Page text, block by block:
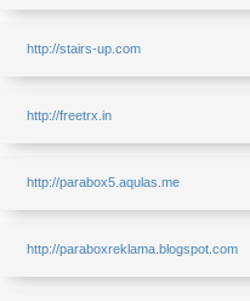
http://stairs-up.com
http://freetrx.in
http://parabox5.aqulas.me
http://paraboxreklama.blogspot.com